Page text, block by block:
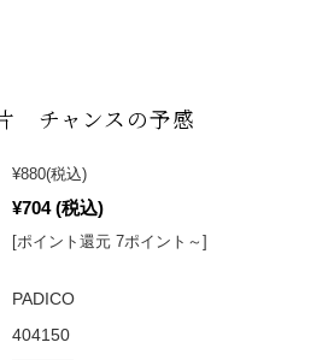
チャンスの予感
¥880(税込)
¥704 (税込)
[ポイント還元 7ポイント～]
PADICO
404150